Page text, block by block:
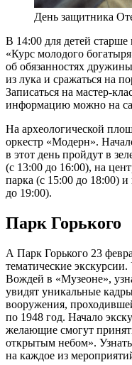
День защитника
В 14:00 для детей старше
«Курс молодого
об обязанностях
из лука и сражаться на
Записаться на мастер-
информацию можно на
На археологической
оркестр «Модерн».
в этот день пройдут в
(с 13:00 до 16:00), на
парка (с 15:00 до 18:00)
до 19:00).
Парк Горького
А Парк Горького 23
тематические
Вождей в «Музеоне»,
увидят уникальные
вооружения,
по 1948 год. Начало
желающие смогут
открытым небом». Узнать
на каждое из